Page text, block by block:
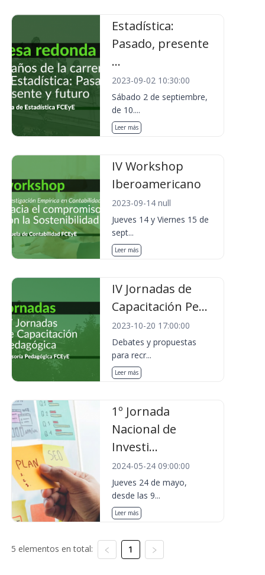
Estadística:
Pasado, presente
...
2023-09-02 10:30:00
Sábado 2 de septiembre,
de 10....
Leer más
IV Workshop
Iberoamericano
2023-09-14 null
Jueves 14 y Viernes 15 de
sept...
Leer más
IV Jornadas de
Capacitación Pe...
2023-10-20 17:00:00
Debates y propuestas
para recr...
Leer más
1º Jornada
Nacional de
Investi...
2024-05-24 09:00:00
Jueves 24 de mayo,
desde las 9...
Leer más
5 elementos en total: 1